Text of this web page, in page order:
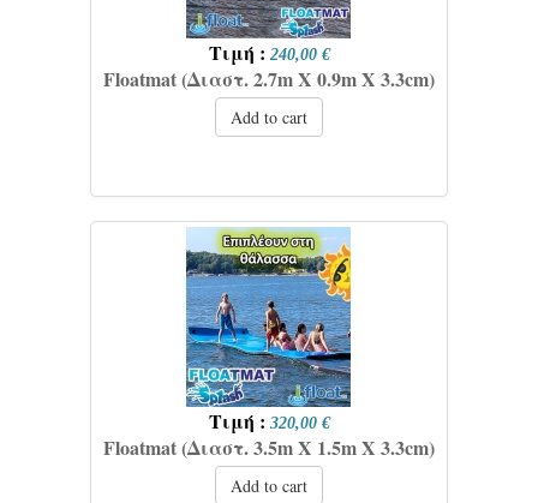
Τιμή : 240,00 €
Floatmat (Διαστ. 2.7m X 0.9m X 3.3cm)
Add to cart
Τιμή : 320,00 €
Floatmat (Διαστ. 3.5m X 1.5m X 3.3cm)
Add to cart